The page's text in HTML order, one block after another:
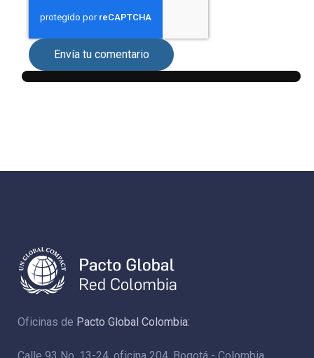
Envía tu comentario
Oficinas de Pacto Global Colombia: